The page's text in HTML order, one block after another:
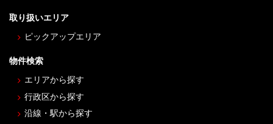
取り扱いエリア
ピックアップエリア
物件検索
エリアから探す
行政区から探す
沿線・駅から探す